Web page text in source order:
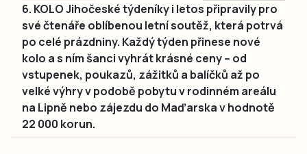
6. KOLO Jihočeské týdeníky i letos připravily pro
své čtenáře oblíbenou letní soutěž, která potrvá
po celé prázdniny. Každý týden přinese nové
kolo a s ním šanci vyhrát krásné ceny – od
vstupenek, poukazů, zážitků a balíčků až po
velké výhry v podobě pobytu v rodinném areálu
na Lipně nebo zájezdu do Maďarska v hodnotě
22 000 korun.